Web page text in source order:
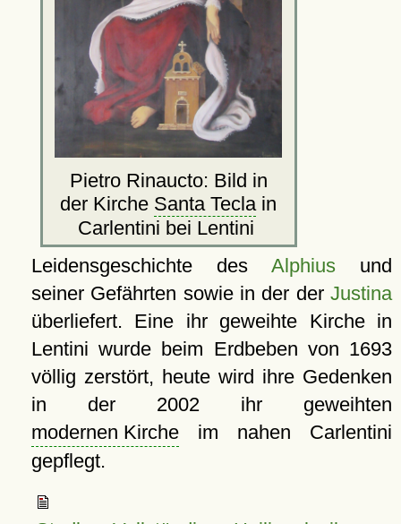
Pietro Rinaucto: Bild in
der Kirche Santa Teclain
Carlentini bei Lentini
Leidensgeschichte desAlphius und
seiner Gefährten sowie in der der Justina
überliefert. Eine ihr geweihte Kirche in
Lentini wurde beim Erdbeben von 1693
völlig zerstört, heute wird ihre Gedenken
in der 2002 ihr geweihten
modernen Kircheim nahen Carlentini
gepflegt.